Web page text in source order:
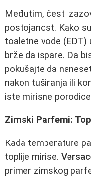
Međutim, čest
postojanost. Kako
toaletne vode (EDT)
brže da ispare. Da
pokušajte da
nakon tuširanja ili
iste mirisne
Zimski Parfemi:
Kada temperature
toplije mirise.
primer zimskog